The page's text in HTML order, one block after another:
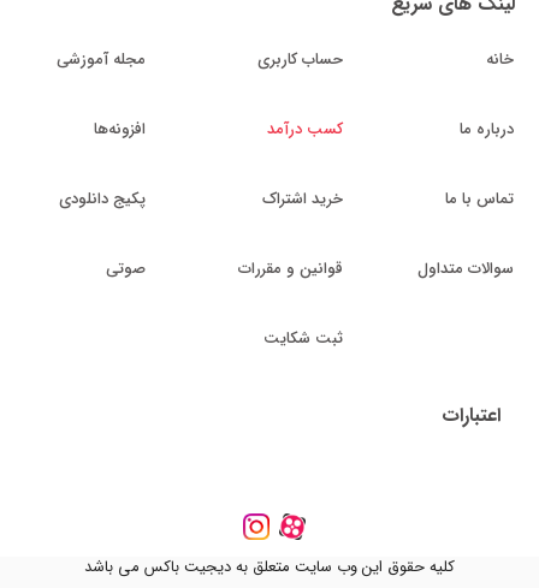
خانه
درباره ما
تماس با ما
سوالات متداول
حساب کاربری
کسب درآمد
خرید اشتراک
قوانین و مقررات
ثبت شکایت
مجله آموزشی
افزونه‌ها
پکیج دانلودی
صوتی
اعتبارات
کلیه حقوق این وب سایت متعلق به دیجیت باکس می باشد